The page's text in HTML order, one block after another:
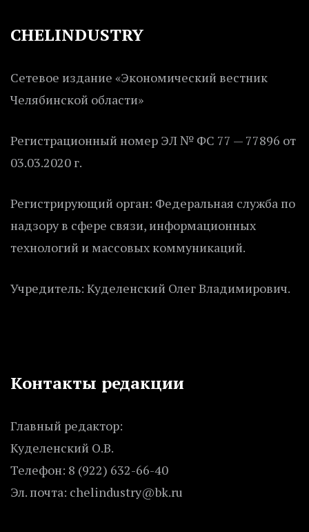
CHELINDUSTRY
Сетевое издание «Экономический вестник
Челябинской области»
Регистрационный номер ЭЛ № ФС 77 — 77896 от
03.03.2020 г.
Регистрирующий орган: Федеральная служба по
надзору в сфере связи, информационных
технологий и массовых коммуникаций.
Учредитель: Куделенский Олег Владимирович.
Контакты редакции
Главный редактор:
Куделенский О.В.
Телефон: 8 (922) 632-66-40
Эл. почта: chelindustry@bk.ru